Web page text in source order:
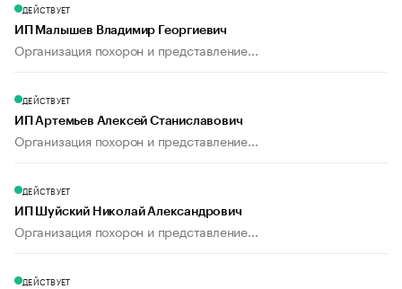
ДЕЙСТВУЕТ
ИП Малышев Владимир Георгиевич
Организация похорон и представление...
ДЕЙСТВУЕТ
ИП Артемьев Алексей Станиславович
Организация похорон и представление...
ДЕЙСТВУЕТ
ИП Шуйский Николай Александрович
Организация похорон и представление...
ДЕЙСТВУЕТ